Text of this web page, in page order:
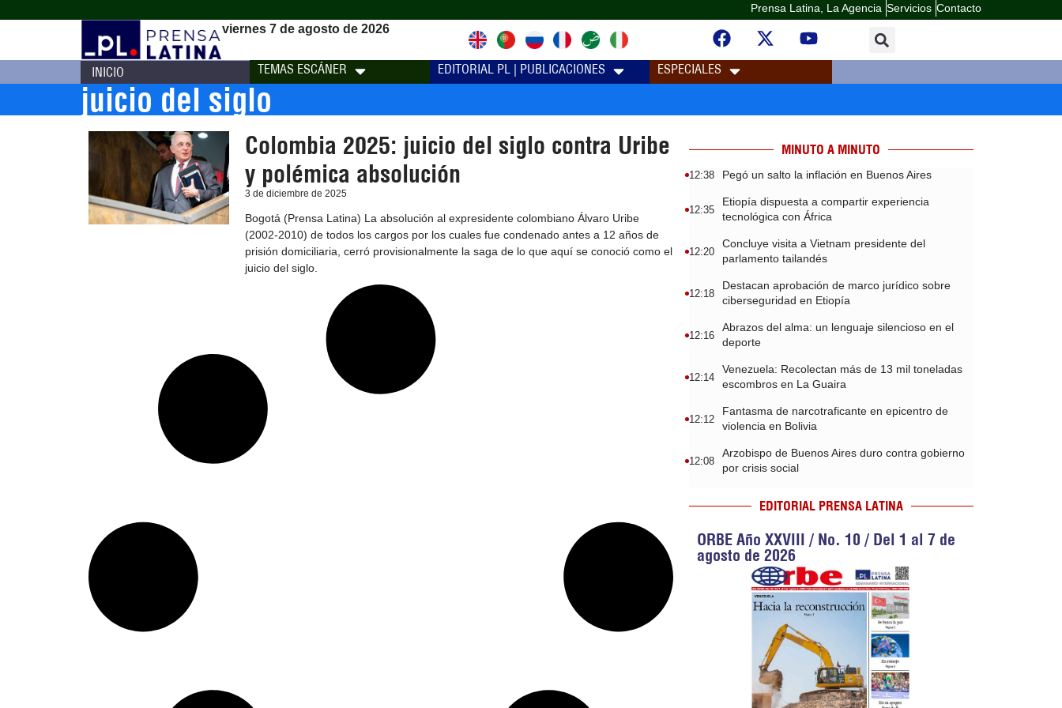
Prensa Latina, La Agencia Servicios Contacto
viernes 7 de agosto de 2026
INICIO TEMAS ESCÁNER EDITORIAL PL | PUBLICACIONES ESPECIALES
juicio del siglo
Colombia 2025: juicio del siglo contra Uribe
y polémica absolución
3 de diciembre de 2025
Bogotá (Prensa Latina) La absolución al expresidente colombiano Álvaro Uribe
(2002-2010) de todos los cargos por los cuales fue condenado antes a 12 años de
prisión domiciliaria, cerró provisionalmente la saga de lo que aquí se conoció como el
juicio del siglo.
MINUTO A MINUTO
12:38 Pegó un salto la inflación en Buenos Aires
12:35
Etiopía dispuesta a compartir experiencia
tecnológica con África
12:20
Concluye visita a Vietnam presidente del
parlamento tailandés
12:18
Destacan aprobación de marco jurídico sobre
ciberseguridad en Etiopía
12:16
Abrazos del alma: un lenguaje silencioso en el
deporte
12:14
Venezuela: Recolectan más de 13 mil toneladas
escombros en La Guaira
12:12
Fantasma de narcotraficante en epicentro de
violencia en Bolivia
12:08
Arzobispo de Buenos Aires duro contra gobierno
por crisis social
EDITORIAL PRENSA LATINA
ORBE Año XXVIII / No. 10 / Del 1 al 7 de
agosto de 2026